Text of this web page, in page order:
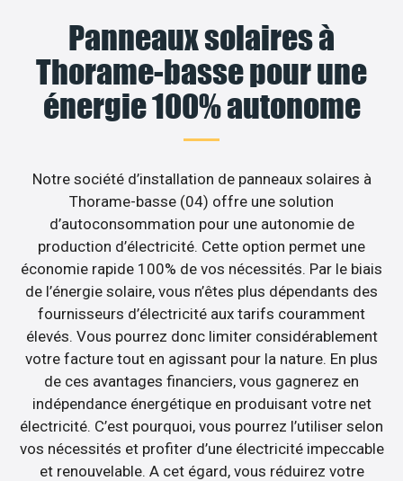
Panneaux solaires à
Thorame-basse pour une
énergie 100% autonome
Notre société d’installation de panneaux solaires à
Thorame-basse (04) offre une solution
d’autoconsommation pour une autonomie de
production d’électricité. Cette option permet une
économie rapide 100% de vos nécessités. Par le biais
de l’énergie solaire, vous n’êtes plus dépendants des
fournisseurs d’électricité aux tarifs couramment
élevés. Vous pourrez donc limiter considérablement
votre facture tout en agissant pour la nature. En plus
de ces avantages financiers, vous gagnerez en
indépendance énergétique en produisant votre net
électricité. C’est pourquoi, vous pourrez l’utiliser selon
vos nécessités et profiter d’une électricité impeccable
et renouvelable. A cet égard, vous réduirez votre